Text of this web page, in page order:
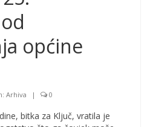
općine
Arhiva | 0
bitka za Ključ, vratila je